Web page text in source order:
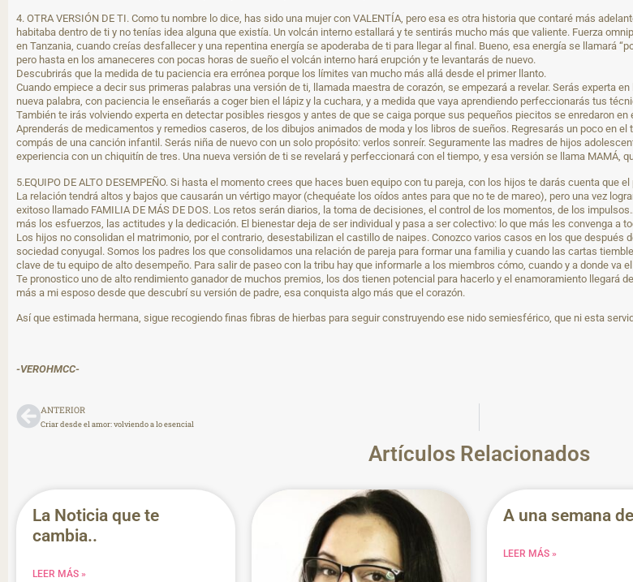
4. OTRA VERSIÓN DE TI. Como tu nombre lo dice, has sido una mujer con VALENTÍA, pero esa es otra historia que contaré más
habitaba dentro de ti y no tenías idea alguna que existía. Un volcán interno estallará y te sentirás mucho más que valiente. Fuerza
en Tanzania, cuando creías desfallecer y una repentina energía se apoderaba de ti para llegar al final. Bueno, esa energía se llamará
pero hasta en los amaneceres con pocas horas de sueño el volcán interno hará erupción y te levantarás de nuevo.
Descubrirás que la medida de tu paciencia era errónea porque los límites van mucho más allá desde el primer llanto.
Cuando empiece a decir sus primeras palabras una versión de ti, llamada maestra de corazón, se empezará a revelar. Serás experta
nueva palabra, con paciencia le enseñarás a coger bien el lápiz y la cuchara, y a medida que vaya aprendiendo perfeccionarás tus
También te irás volviendo experta en detectar posibles riesgos y antes de que se caiga porque sus pequeños piecitos se enredaron
Aprenderás de medicamentos y remedios caseros, de los dibujos animados de moda y los libros de sueños. Regresarás un poco en
compás de una canción infantil. Serás niña de nuevo con un solo propósito: verlos sonreír. Seguramente las madres de hijos
experiencia con un chiquitín de tres. Una nueva versión de ti se revelará y perfeccionará con el tiempo, y esa versión se llama MAMÁ,
5.EQUIPO DE ALTO DESEMPEÑO. Si hasta el momento crees que haces buen equipo con tu pareja, con los hijos te darás cuenta que
La relación tendrá altos y bajos que causarán un vértigo mayor (chequéate los oídos antes para que no te de mareo), pero una vez
exitoso llamado FAMILIA DE MÁS DE DOS. Los retos serán diarios, la toma de decisiones, el control de los momentos, de los
más los esfuerzos, las actitudes y la dedicación. El bienestar deja de ser individual y pasa a ser colectivo: lo que más les convenga a
Los hijos no consolidan el matrimonio, por el contrario, desestabilizan el castillo de naipes. Conozco varios casos en los que
sociedad conyugal. Somos los padres los que consolidamos una relación de pareja para formar una familia y cuando las cartas
clave de tu equipo de alto desempeño. Para salir de paseo con la tribu hay que informarle a los miembros cómo, cuando y a donde va
Te pronostico uno de alto rendimiento ganador de muchos premios, los dos tienen potencial para hacerlo y el enamoramiento llegará
más a mi esposo desde que descubrí su versión de padre, esa conquista algo más que el corazón.
Así que estimada hermana, sigue recogiendo finas fibras de hierbas para seguir construyendo ese nido semiesférico, que ni esta
-VEROHMCC-
ANTERIOR
Criar desde el amor: volviendo a lo esencial
Artículos Relacionados
La Noticia que te
cambia..
LEER MÁS »
A una semana
LEER MÁS »